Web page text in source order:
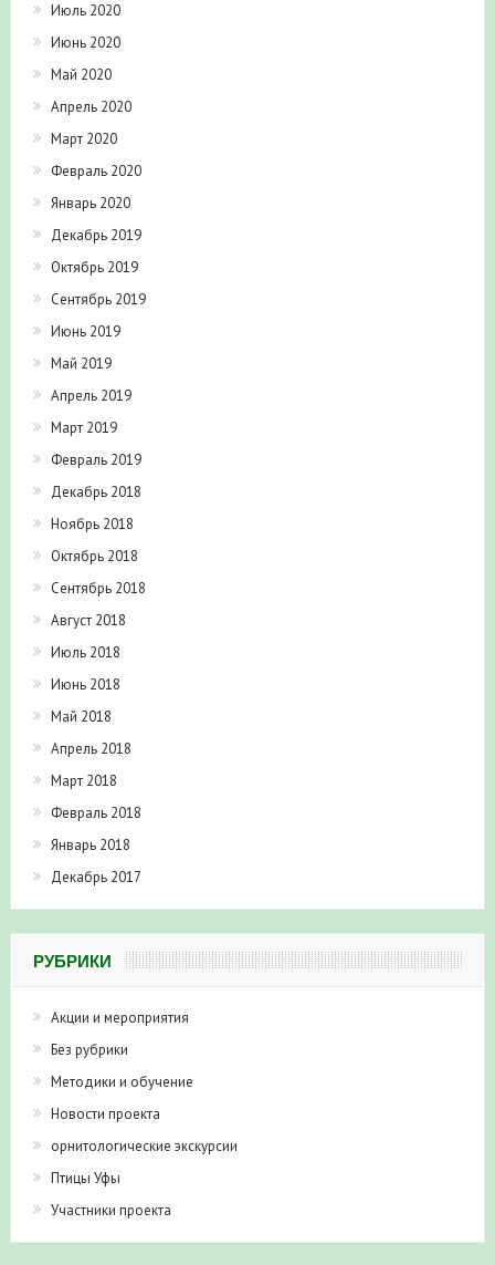
Июль 2020
Июнь 2020
Май 2020
Апрель 2020
Март 2020
Февраль 2020
Январь 2020
Декабрь 2019
Октябрь 2019
Сентябрь 2019
Июнь 2019
Май 2019
Апрель 2019
Март 2019
Февраль 2019
Декабрь 2018
Ноябрь 2018
Октябрь 2018
Сентябрь 2018
Август 2018
Июль 2018
Июнь 2018
Май 2018
Апрель 2018
Март 2018
Февраль 2018
Январь 2018
Декабрь 2017
РУБРИКИ
Акции и мероприятия
Без рубрики
Методики и обучение
Новости проекта
орнитологические экскурсии
Птицы Уфы
Участники проекта